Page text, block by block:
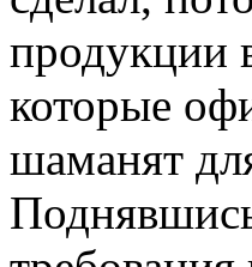
продукции
которые
шаманят